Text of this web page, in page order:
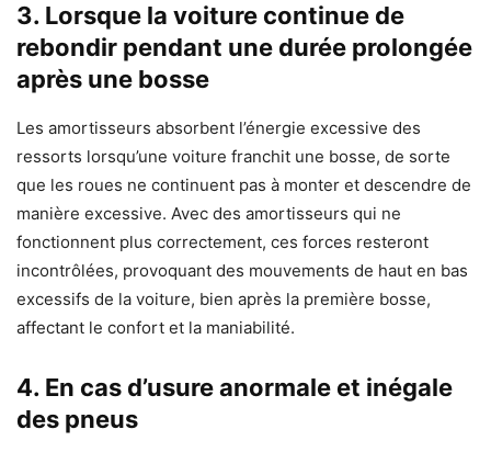
3. Lorsque la voiture continue de
rebondir pendant une durée prolongée
après une bosse
Les amortisseurs absorbent l’énergie excessive des
ressorts lorsqu’une voiture franchit une bosse, de sorte
que les roues ne continuent pas à monter et descendre de
manière excessive. Avec des amortisseurs qui ne
fonctionnent plus correctement, ces forces resteront
incontrôlées, provoquant des mouvements de haut en bas
excessifs de la voiture, bien après la première bosse,
affectant le confort et la maniabilité.
4. En cas d’usure anormale et inégale
des pneus